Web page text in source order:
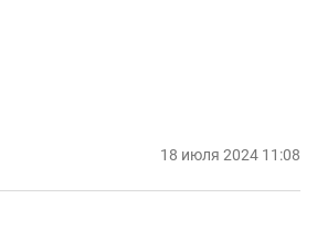
18 июля 2024 11:08